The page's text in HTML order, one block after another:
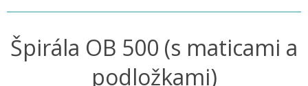
Špirála OB 500 (s maticami a
podložkami)